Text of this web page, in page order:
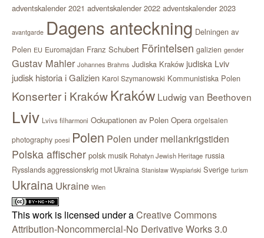
adventskalender 2021 adventskalender 2022 adventskalender 2023
avantgarde Dagens anteckning Delningen av
Polen EU Euromajdan Franz Schubert Förintelsen galizien gender
Gustav Mahler Johannes Brahms Judiska Kraków judiska Lviv
judisk historia i Galizien Karol Szymanowski Kommunistiska Polen
Konserter i KrakówKraków Ludwig van Beethoven
Lviv Lvivs filharmoni Ockupationen av Polen Opera orgelsalen
photography poesi Polen Polen under mellankrigstiden
Polska affischer polsk musik Rohatyn Jewish Heritage russia
Rysslands aggressionskrig mot Ukraina Stanisław Wyspiański Sverige turism
Ukraina Ukraine Wien
This work is licensed under aCreative Commons
Attribution-Noncommercial-No Derivative Works 3.0